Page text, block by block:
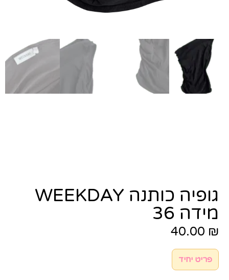
גופיה כותנה WEEKDAY
מידה 36
40.00 ₪
פריט יחיד